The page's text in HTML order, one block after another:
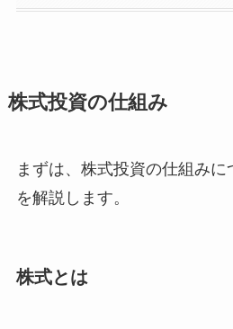
株式投資の仕組み
まずは、株式投資の仕組み
を解説します。
株式とは